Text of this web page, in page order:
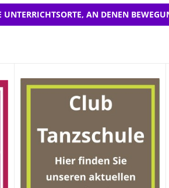
UNTERRICHTSORTE, AN DENEN